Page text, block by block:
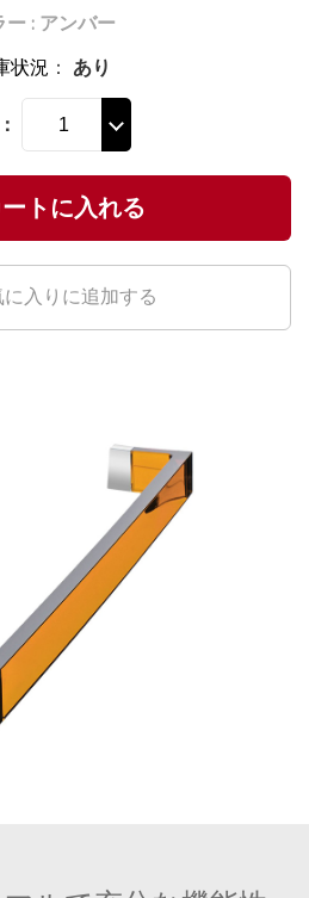
ー : アンバー
状況 ： あり
に入りに追加する